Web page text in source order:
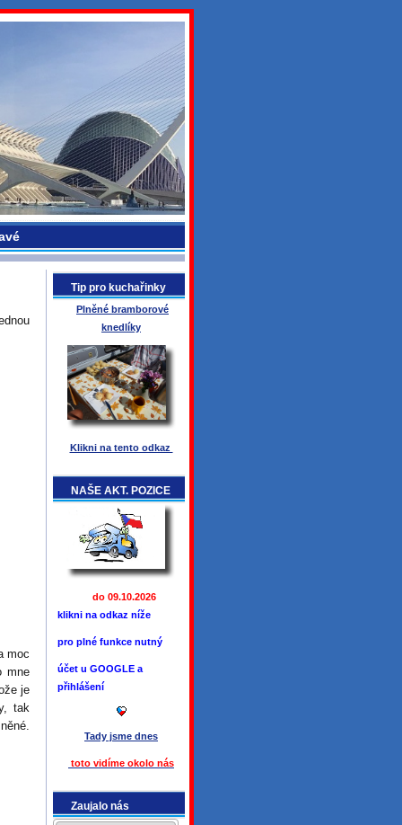
Tip pro kuchařinky
Plněné bramborové
knedlíky
Klikni na tento odkaz
NAŠE AKT. POZICE
do 09.10.2026
klikni na odkaz níže
pro plné funkce nutný
účet u GOOGLE a
přihlášení
Tady jsme dnes
toto vidíme okolo nás
Zaujalo nás
moc
mne
je
tak